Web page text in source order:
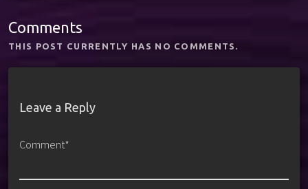
Comments
THIS POST CURRENTLY HAS NO COMMENTS.
Leave a Reply
Comment*